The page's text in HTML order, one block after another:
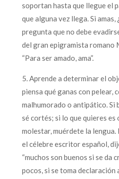
soportan hasta que llegue el
que alguna vez llega. Si amas,
pregunta que no debe
del gran epigramista romano
“Para ser amado, ama”.
5. Aprende a determinar el
piensa qué ganas con pelear,
malhumorado o antipático. Si
sé cortés; si lo que quieres es
molestar, muérdete la lengua.
el célebre escritor español,
“muchos son buenos si se da
pocos, si se toma declaración